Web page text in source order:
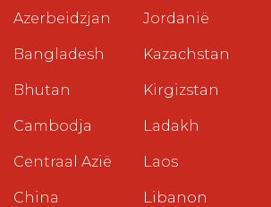
Azerbeidzjan
Bangladesh
Bhutan
Cambodja
Centraal Azië
China
Jordanië
Kazachstan
Kirgizstan
Ladakh
Laos
Libanon